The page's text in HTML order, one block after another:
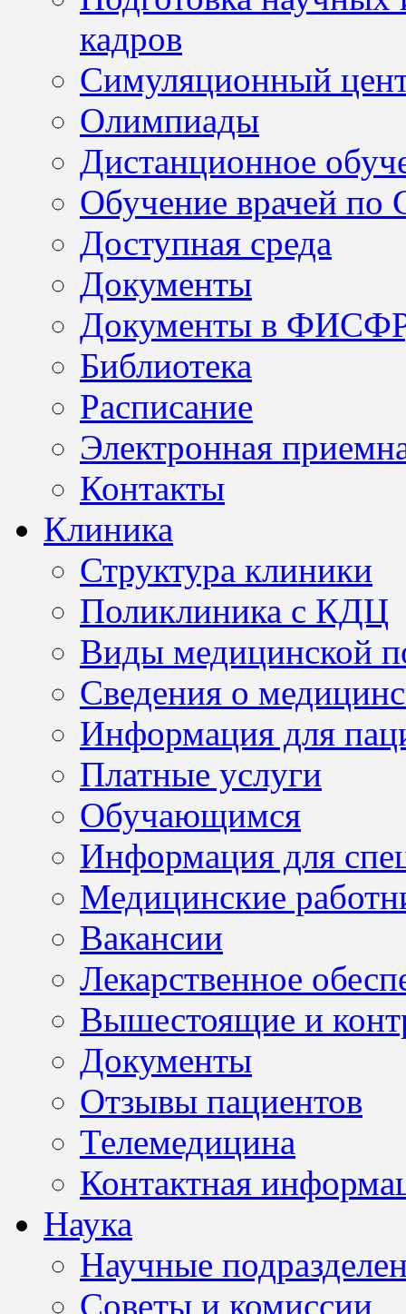
кадров
Симуляционный
Олимпиады
Дистанционное
Обучение врачей по
Доступная среда
Документы
Документы в
Библиотека
Расписание
Электронная
Контакты
Клиника
Структура клиники
Поликлиника с КДЦ
Виды медицинской
Сведения о
Информация для
Платные услуги
Обучающимся
Информация для
Медицинские
Вакансии
Лекарственное
Вышестоящие и
Документы
Отзывы пациентов
Телемедицина
Контактная
Наука
Научные
Советы и комиссии